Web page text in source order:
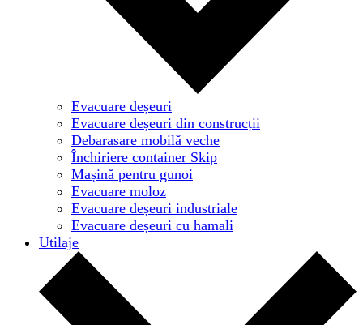
Evacuare deșeuri
Evacuare deșeuri din construcții
Debarasare mobilă veche
Închiriere container Skip
Mașină pentru gunoi
Evacuare moloz
Evacuare deșeuri industriale
Evacuare deșeuri cu hamali
Utilaje